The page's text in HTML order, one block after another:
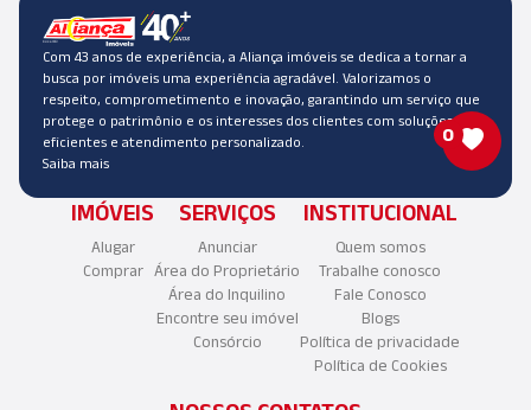
Com 43 anos de experiência, a Aliança imóveis se dedica a tornar a
busca por imóveis uma experiência agradável. Valorizamos o
respeito, comprometimento e inovação, garantindo um serviço que
protege o patrimônio e os interesses dos clientes com soluções
eficientes e atendimento personalizado.
Saiba mais
IMÓVEIS
Alugar
Comprar
SERVIÇOS
Anunciar
Área do Proprietário
Área do Inquilino
Encontre seu imóvel
Consórcio
INSTITUCIONAL
Quem somos
Trabalhe conosco
Fale Conosco
Blogs
Política de privacidade
Política de Cookies
0